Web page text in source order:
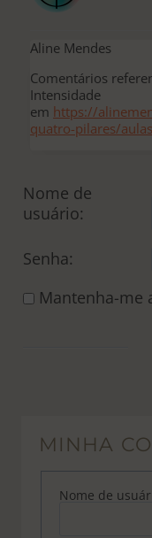
Aline Mendes
Comentários
Intensidade
em https://
quatro-pilares/
Nome de
usuário:
Senha:
Mantenha-me
MINHA
Nome de